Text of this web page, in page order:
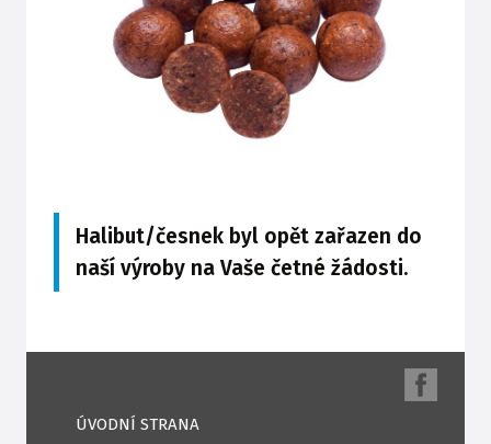
Halibut/česnek byl opět zařazen do
naší výroby na Vaše četné žádosti.
ÚVODNÍ STRANA